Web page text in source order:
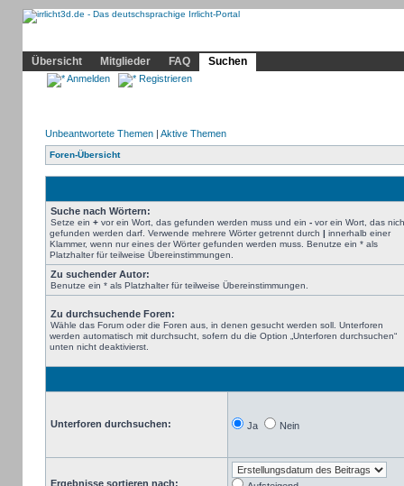
Übersicht
Mitglieder FAQ Suchen
Anmelden Registrieren
Unbeantwortete Themen| Aktive Themen
Foren-Übersicht
Suche nach Wörtern:
Setze ein +vor ein Wort, das gefunden werden muss und ein -vor ein Wort, das
gefunden werden darf. Verwende mehrere Wörter getrennt durch | innerhalb einer
Klammer, wenn nur eines der Wörter gefunden werden muss. Benutze ein * als
Platzhalter für teilweise Übereinstimmungen.
Zu suchender Autor:
Benutze ein * als Platzhalter für teilweise Übereinstimmungen.
Zu durchsuchende Foren:
Wähle das Forum oder die Foren aus, in denen gesucht werden soll. Unterforen
werden automatisch mit durchsucht, sofern du die Option „Unterforen durchsuchen“
unten nicht deaktivierst.
Unterforen durchsuchen: Ja Nein
Ergebnisse sortieren nach: